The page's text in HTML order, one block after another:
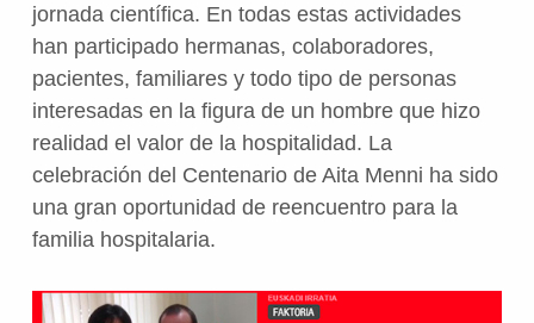
jornada científica. En todas estas actividades
han participado hermanas, colaboradores,
pacientes, familiares y todo tipo de personas
interesadas en la figura de un hombre que hizo
realidad el valor de la hospitalidad. La
celebración del Centenario de Aita Menni ha sido
una gran oportunidad de reencuentro para la
familia hospitalaria.